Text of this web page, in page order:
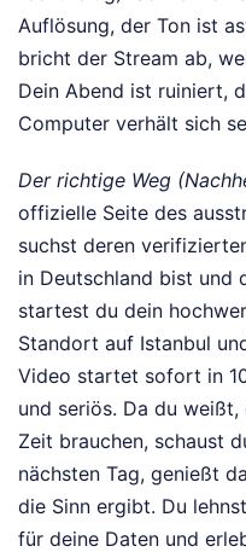
Auflösung, der Ton ist
bricht der Stream ab,
Dein Abend ist ruiniert,
Computer verhält sich
Der richtige Weg
offizielle Seite des
suchst deren
in Deutschland bist und
startest du dein
Standort auf Istanbul
Video startet sofort in
und seriös. Da du
Zeit brauchen, schaust
nächsten Tag, genießt
die Sinn ergibt. Du
für deine Daten und